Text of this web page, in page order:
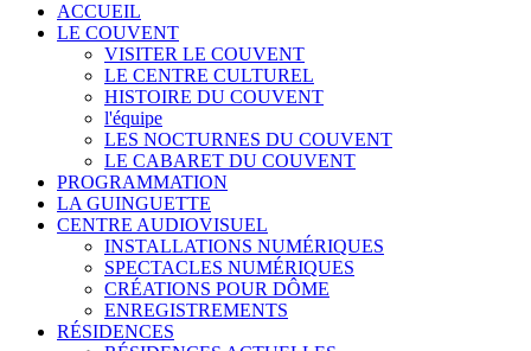
ACCUEIL
LE COUVENT
VISITER LE COUVENT
LE CENTRE CULTUREL
HISTOIRE DU COUVENT
l'équipe
LES NOCTURNES DU COUVENT
LE CABARET DU COUVENT
PROGRAMMATION
LA GUINGUETTE
CENTRE AUDIOVISUEL
INSTALLATIONS NUMÉRIQUES
SPECTACLES NUMÉRIQUES
CRÉATIONS POUR DÔME
ENREGISTREMENTS
RÉSIDENCES